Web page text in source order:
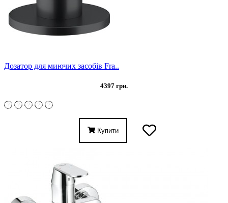
Дозатор для миючих засобів Fra..
4397 грн.
Купити